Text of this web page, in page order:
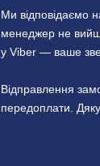
Ми відповідаємо
менеджер не
у Viber — ваше
Відправлення
передоплати.